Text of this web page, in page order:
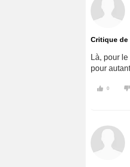
Critique de
Là, pour
pour
0